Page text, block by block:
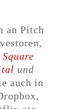
an Pitch
und
auch in